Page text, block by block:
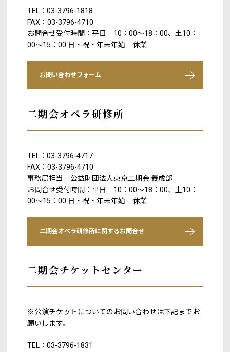
TEL：03-3796-1818
FAX：03-3796-4710
お問合せ受付時間：平日 10：00～18：00、土10：
00～15：00 日・祝・年末年始 休業
お問い合わせフォーム
二期会オペラ研修所
TEL：03-3796-4717
FAX：03-3796-4710
事務局担当 公益財団法人東京二期会 養成部
お問合せ受付時間：平日 10：00～18：00、土10：
00～15：00 日・祝・年末年始 休業
二期会オペラ研修所に関するお問合せ
二期会チケットセンター
※公演チケットについてのお問い合わせは下記までお
願いします。
TEL：03-3796-1831